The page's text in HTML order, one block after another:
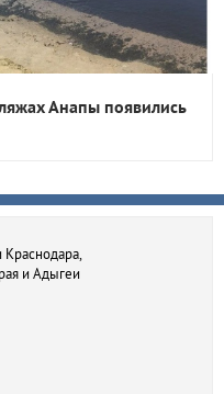
Анапы появились
и Адыгеи